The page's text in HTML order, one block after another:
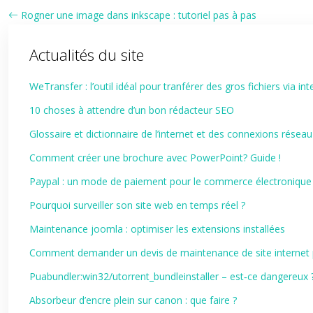
Rogner une image dans inkscape : tutoriel pas à pas
Actualités du site
WeTransfer : l’outil idéal pour tranférer des gros fichiers via
10 choses à attendre d’un bon rédacteur SEO
Glossaire et dictionnaire de l’internet et des connexions réseau
Comment créer une brochure avec PowerPoint? Guide !
Paypal : un mode de paiement pour le commerce électronique
Pourquoi surveiller son site web en temps réel ?
Maintenance joomla : optimiser les extensions installées
Comment demander un devis de maintenance de site internet
Puabundler:win32/utorrent_bundleinstaller – est‑ce dangereux
Absorbeur d’encre plein sur canon : que faire ?